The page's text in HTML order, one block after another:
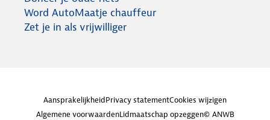
Word AutoMaatje chauffeur
Zet je in als vrijwilliger
AansprakelijkheidPrivacy statementCookies wijzigen
Algemene voorwaardenLidmaatschap opzeggen© ANWB